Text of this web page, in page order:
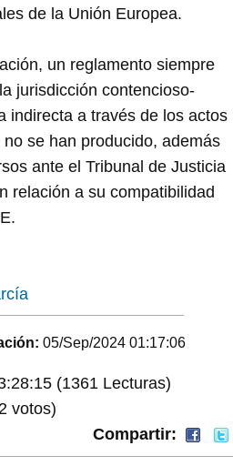
de la Unión Europea.
un reglamento siempre
jurisdicción contencioso-
indirecta a través de los actos
se han producido, además
ante el Tribunal de Justicia
relación a su compatibilidad
05/Sep/2024 01:17:06
(1361 Lecturas)
votos)
Compartir: